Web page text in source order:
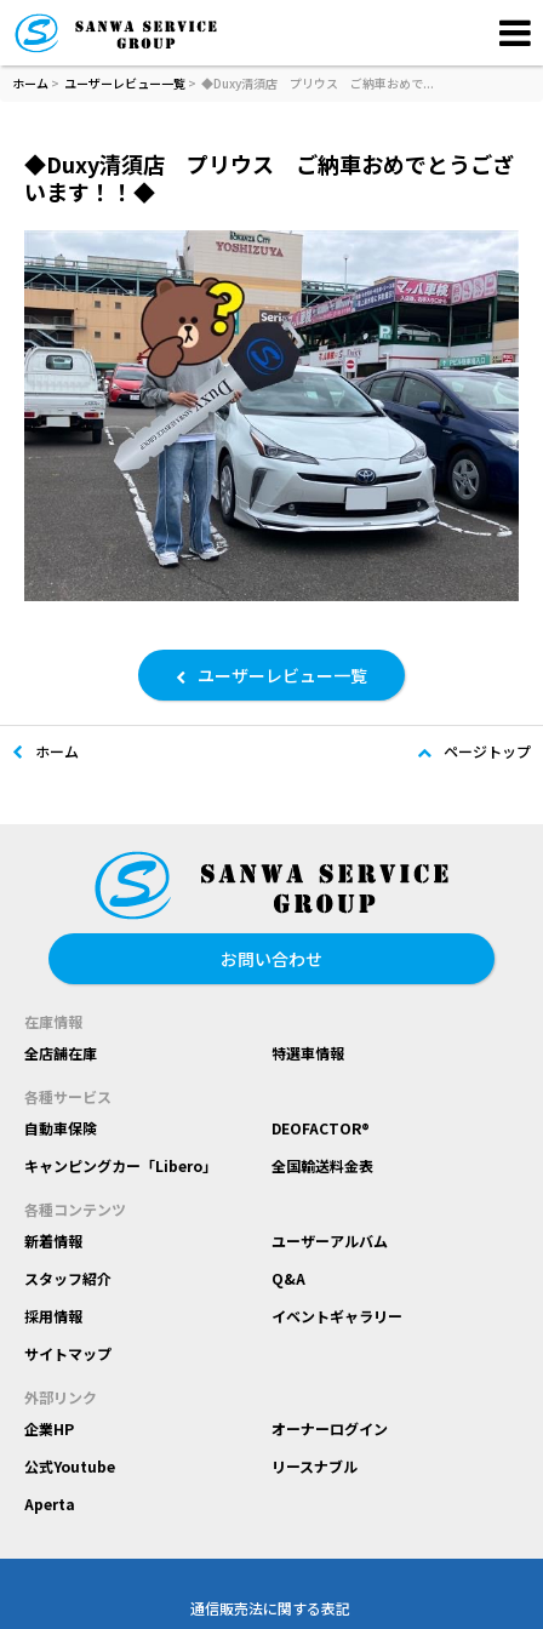
ホーム > ユーザーレビュー一覧 > ◆Duxy清須店 プリウス ご納車おめで...
◆Duxy清須店 プリウス ご納車おめでとうござ
います！！◆
ユーザーレビュー一覧
ホーム ページトップ
お問い合わせ
在庫情報
全店舗在庫
特選車情報
各種サービス
自動車保険
DEOFACTOR®
キャンピングカー「Libero」
全国輸送料金表
各種コンテンツ
新着情報
ユーザーアルバム
スタッフ紹介
Q&A
採用情報
イベントギャラリー
サイトマップ
外部リンク
企業HP
オーナーログイン
公式Youtube
リースナブル
Aperta
通信販売法に関する表記